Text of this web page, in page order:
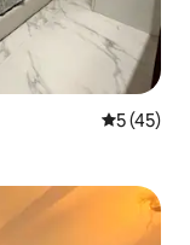
5 (45)